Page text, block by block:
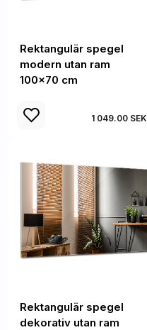
Rektangulär spegel
modern utan ram
100x70 cm
1 049.00 SEK
Rektangulär spegel
dekorativ utan ram